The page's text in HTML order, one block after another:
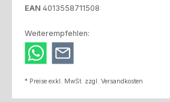
EAN 4013558711508
Weiterempfehlen:
* Preise exkl. MwSt. zzgl. Versandkosten